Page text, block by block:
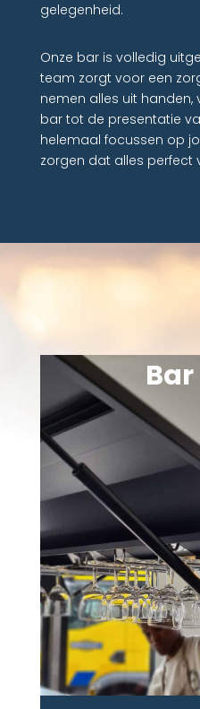
gelegenheid.
Onze bar is volledig
team zorgt voor een
nemen alles uit
bar tot de presentatie
helemaal focussen op
zorgen dat alles perfect